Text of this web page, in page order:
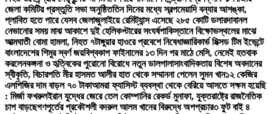
জেলা কমিটির প্রস্তুতি সভা অনুষ্ঠিততিন দিনের মধ্যে স্বল্পমেয়াদি বন্যার আশঙ্কা,
প্লাবিত হতে পারে যেসব জেলাজুলাইয়ে রেমিট্যান্স এসেছে ২৮৫ কোটি ডলারদাবানল
নেভানোর সময় মাঝ আকাশে দুই হেলিকপ্টারের সংঘর্ষপাকিস্তানে বিক্ষোভস্থলের মাঝে
আত্মঘাতী বোমা হামলা, নিহত ৭টাঙ্গুয়ার হাওরে প্রবেশে নিষেধাজ্ঞারিকার্ভ মিক্সড টিম ইভেন্টে
বাংলাদেশের শিমুর স্বর্ণ জয়বিশ্বকাপ ফাইনালের ১৩ দিন পর মাঠে মেসি, নেমেই হতবাক
করলেনকঙ্গনা ও হৃত্বিকের পুরোনো বিরোধে নতুন ডালপালাসাংবাদিকতায় বিশেষ অবদানের
স্বীকৃতি, বিচারপতি মীর হাসমত আলীর হাত থেকে সম্মাননা পেলেন সুমন খান১২ কেজির
এলপিজির দাম বাড়ল ৭০ টাকাআমরা ফ্যাসিস্ট ব্যবস্থা থেকে বেরিয়ে আসতে সক্ষম হয়েছি
: মির্জা ফখরুলইরান যুদ্ধের জেরে তেল কোম্পানির রেকর্ড মুনাফা, যুক্তরাষ্ট্রে রাজনৈতিক
চাপ বাড়ছেগণপূর্তের প্রকৌশলী বদরুল আলম খানের বিরুদ্ধে অপপ্রচার৩ ফুট বাই ৪